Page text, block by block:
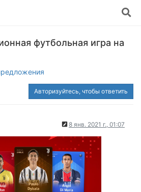
футбольная игра на
Авторизуйтесь, чтобы ответить
8 янв. 2021 г., 01:07